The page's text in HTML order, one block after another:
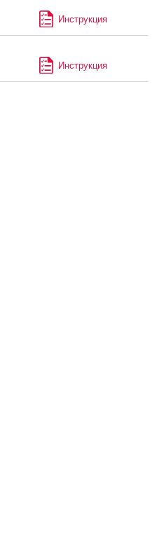
Инструкция
Инструкция